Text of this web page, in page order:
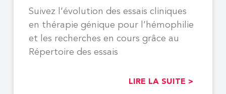
Suivez l’évolution des essais cliniques
en thérapie génique pour l’hémophilie
et les recherches en cours grâce au
Répertoire des essais
LIRE LA SUITE >